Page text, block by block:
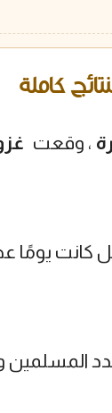
، وقعت
يومًا
المسلمين